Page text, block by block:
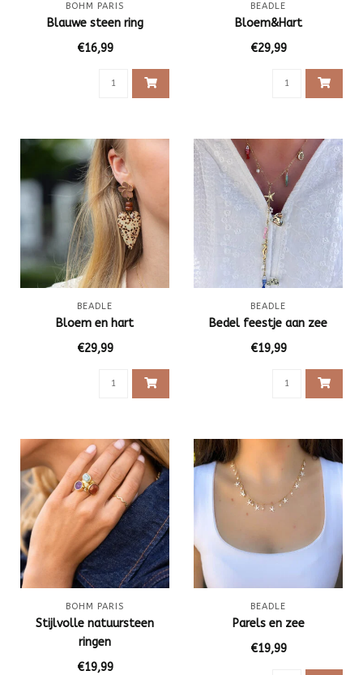
BOHM PARIS
Blauwe steen ring
€16,99
BEADLE
Bloem&Hart
€29,99
BEADLE
Bloem en hart
€29,99
BEADLE
Bedel feestje aan zee
€19,99
BOHM PARIS
Stijlvolle natuursteen
ringen
€19,99
BEADLE
Parels en zee
€19,99